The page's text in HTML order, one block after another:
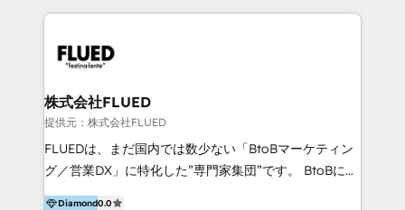
your business with a proven and reliable HubSpot
Diamond Partner? 👉Connect with TRooInbound
today (https://www.trooinbound.com/contact-us)
制を整えています。 HubSpotの導入支援だけでなく、
ナリオ設計まで含めてご提案。「導入して終わり」では
と。それが、ハブワンのスタンスです。 また、
HubSpotはもちろん、ferret One、WordPress、
Movable Type（Power CMS）などの各種CMSを活用
し、延べ100社以上のBtoB企業のサイト制作経験をもと
ーコードテーマテンプレートを独自開発。 企業のさま
株式会社FLUED
提供元：株式会社FLUED
FLUEDは、まだ国内では数少ない「BtoBマーケティン
グ／営業DX」に特化した”専門家集団”です。 BtoBに特
化し、WEB制作や広告運用などのオンライン施策か
Diamond0.0